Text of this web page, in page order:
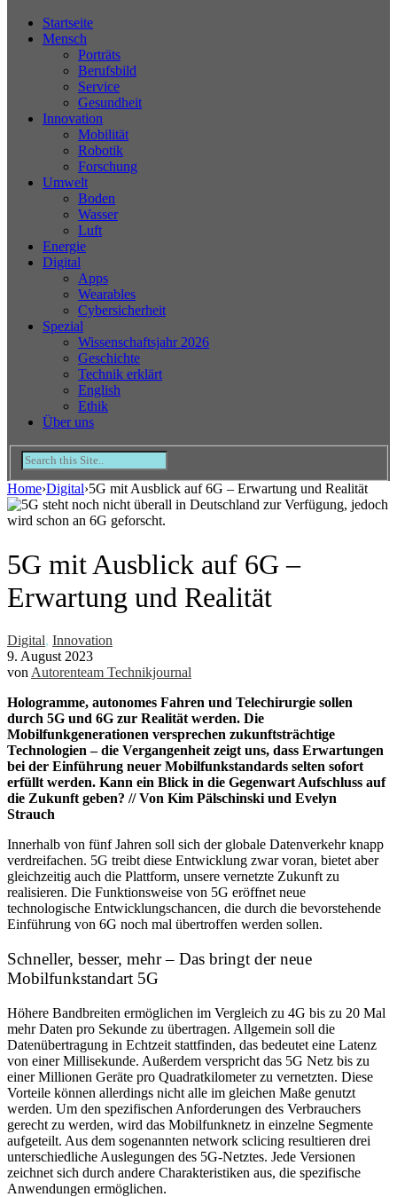
Startseite
Mensch
Porträts
Berufsbild
Service
Gesundheit
Innovation
Mobilität
Robotik
Forschung
Umwelt
Boden
Wasser
Luft
Energie
Digital
Apps
Wearables
Cybersicherheit
Spezial
Wissenschaftsjahr 2026
Geschichte
Technik erklärt
English
Ethik
Über uns
Home›Digital›5G mit Ausblick auf 6G – Erwartung und Realität
5G mit Ausblick auf 6G –
Erwartung und Realität
Digital, Innovation
9. August 2023
von Autorenteam Technikjournal
Hologramme, autonomes Fahren und Telechirurgie sollen
durch 5G und 6G zur Realität werden. Die
Mobilfunkgenerationen versprechen zukunftsträchtige
Technologien – die Vergangenheit zeigt uns, dass Erwartungen
bei der Einführung neuer Mobilfunkstandards selten sofort
erfüllt werden. Kann ein Blick in die Gegenwart Aufschluss auf
die Zukunft geben? // Von Kim Pälschinski und Evelyn
Strauch
Innerhalb von fünf Jahren soll sich der globale Datenverkehr knapp
verdreifachen. 5G treibt diese Entwicklung zwar voran, bietet aber
gleichzeitig auch die Plattform, unsere vernetzte Zukunft zu
realisieren. Die Funktionsweise von 5G eröffnet neue
technologische Entwicklungschancen, die durch die bevorstehende
Einführung von 6G noch mal übertroffen werden sollen.
Schneller, besser, mehr – Das bringt der neue
Mobilfunkstandart 5G
Höhere Bandbreiten ermöglichen im Vergleich zu 4G bis zu 20 Mal
mehr Daten pro Sekunde zu übertragen. Allgemein soll die
Datenübertragung in Echtzeit stattfinden, das bedeutet eine Latenz
von einer Millisekunde. Außerdem verspricht das 5G Netz bis zu
einer Millionen Geräte pro Quadratkilometer zu vernetzten. Diese
Vorteile können allerdings nicht alle im gleichen Maße genutzt
werden. Um den spezifischen Anforderungen des Verbrauchers
gerecht zu werden, wird das Mobilfunknetz in einzelne Segmente
aufgeteilt. Aus dem sogenannten network sclicing resultieren drei
unterschiedliche Auslegungen des 5G-Netztes. Jede Versionen
zeichnet sich durch andere Charakteristiken aus, die spezifische
Anwendungen ermöglichen.